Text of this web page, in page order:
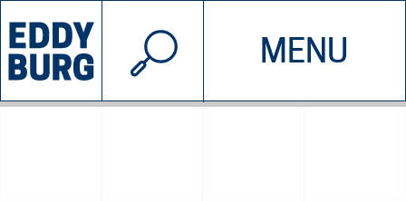
MENU
INIZIATIVE CHI SIAMO
© 2026 EDDYBURG